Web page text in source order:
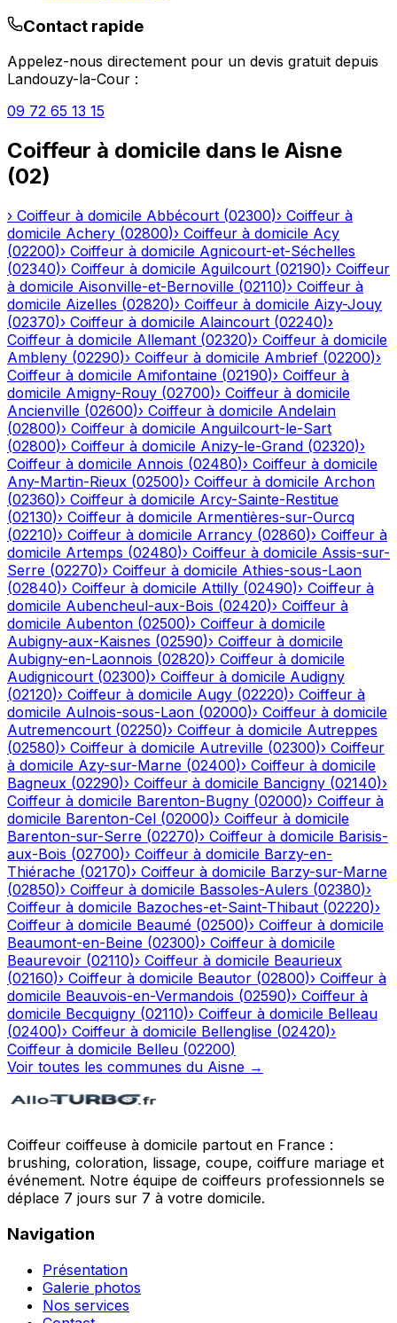
Contact rapide
Appelez-nous directement pour un devis gratuit depuis
Landouzy-la-Cour :
09 72 65 13 15
Coiffeur à domicile dans le Aisne
(02)
› Coiffeur à domicile Abbécourt (02300)› Coiffeur à
domicile Achery (02800)› Coiffeur à domicile Acy
(02200)› Coiffeur à domicile Agnicourt-et-Séchelles
(02340)› Coiffeur à domicile Aguilcourt (02190)› Coiffeur
à domicile Aisonville-et-Bernoville (02110)› Coiffeur à
domicile Aizelles (02820)› Coiffeur à domicile Aizy-Jouy
(02370)› Coiffeur à domicile Alaincourt (02240)›
Coiffeur à domicile Allemant (02320)› Coiffeur à domicile
Ambleny (02290)› Coiffeur à domicile Ambrief (02200)›
Coiffeur à domicile Amifontaine (02190)› Coiffeur à
domicile Amigny-Rouy (02700)› Coiffeur à domicile
Ancienville (02600)› Coiffeur à domicile Andelain
(02800)› Coiffeur à domicile Anguilcourt-le-Sart
(02800)› Coiffeur à domicile Anizy-le-Grand (02320)›
Coiffeur à domicile Annois (02480)› Coiffeur à domicile
Any-Martin-Rieux (02500)› Coiffeur à domicile Archon
(02360)› Coiffeur à domicile Arcy-Sainte-Restitue
(02130)› Coiffeur à domicile Armentières-sur-Ourcq
(02210)› Coiffeur à domicile Arrancy (02860)› Coiffeur à
domicile Artemps (02480)› Coiffeur à domicile Assis-sur-
Serre (02270)› Coiffeur à domicile Athies-sous-Laon
(02840)› Coiffeur à domicile Attilly (02490)› Coiffeur à
domicile Aubencheul-aux-Bois (02420)› Coiffeur à
domicile Aubenton (02500)› Coiffeur à domicile
Aubigny-aux-Kaisnes (02590)› Coiffeur à domicile
Aubigny-en-Laonnois (02820)› Coiffeur à domicile
Audignicourt (02300)› Coiffeur à domicile Audigny
(02120)› Coiffeur à domicile Augy (02220)› Coiffeur à
domicile Aulnois-sous-Laon (02000)› Coiffeur à domicile
Autremencourt (02250)› Coiffeur à domicile Autreppes
(02580)› Coiffeur à domicile Autreville (02300)› Coiffeur
à domicile Azy-sur-Marne (02400)› Coiffeur à domicile
Bagneux (02290)› Coiffeur à domicile Bancigny (02140)›
Coiffeur à domicile Barenton-Bugny (02000)› Coiffeur à
domicile Barenton-Cel (02000)› Coiffeur à domicile
Barenton-sur-Serre (02270)› Coiffeur à domicile Barisis-
aux-Bois (02700)› Coiffeur à domicile Barzy-en-
Thiérache (02170)› Coiffeur à domicile Barzy-sur-Marne
(02850)› Coiffeur à domicile Bassoles-Aulers (02380)›
Coiffeur à domicile Bazoches-et-Saint-Thibaut (02220)›
Coiffeur à domicile Beaumé (02500)› Coiffeur à domicile
Beaumont-en-Beine (02300)› Coiffeur à domicile
Beaurevoir (02110)› Coiffeur à domicile Beaurieux
(02160)› Coiffeur à domicile Beautor (02800)› Coiffeur à
domicile Beauvois-en-Vermandois (02590)› Coiffeur à
domicile Becquigny (02110)› Coiffeur à domicile Belleau
(02400)› Coiffeur à domicile Bellenglise (02420)›
Coiffeur à domicile Belleu (02200)
Voir toutes les communes du Aisne →
Coiffeur coiffeuse à domicile partout en France :
brushing, coloration, lissage, coupe, coiffure mariage et
événement. Notre équipe de coiffeurs professionnels se
déplace 7 jours sur 7 à votre domicile.
Navigation
Présentation
Galerie photos
Nos services